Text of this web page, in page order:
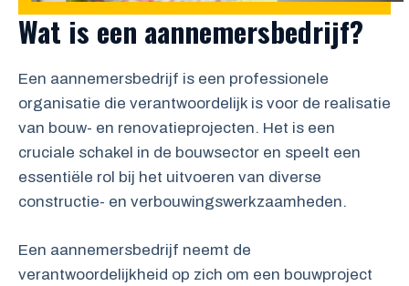
Wat is een aannemersbedrijf?
Een aannemersbedrijf is een professionele
organisatie die verantwoordelijk is voor de realisatie
van bouw- en renovatieprojecten. Het is een
cruciale schakel in de bouwsector en speelt een
essentiële rol bij het uitvoeren van diverse
constructie- en verbouwingswerkzaamheden.
Een aannemersbedrijf neemt de
verantwoordelijkheid op zich om een bouwproject